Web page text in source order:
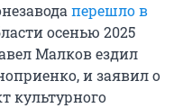
перешло в
осенью 2025
Малков ездил
и заявил о
культурного